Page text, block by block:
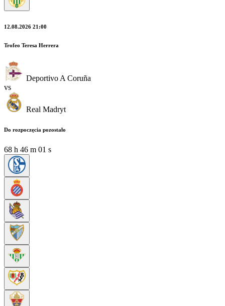
12.08.2026 21:00
Trofeo Teresa Herrera
Deportivo A Coruña
vs
Real Madryt
Do rozpoczęcia pozostało
68 h 46 m 00 s